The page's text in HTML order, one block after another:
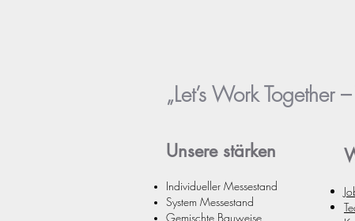
„Let’s Work Together
Unsere stärken
Individueller Messestand
System Messestand
Gemischte Bauweise